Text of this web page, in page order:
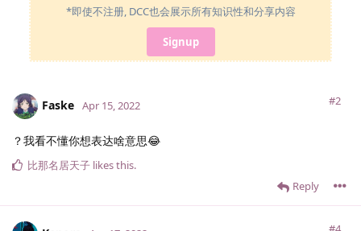
*即使不注册, DCC也会展示所有知识性和分享内容
Signup
Faske #2
Apr 15, 2022
？我看不懂你想表达啥意思😂
Reply
比那名居天子 likes this.